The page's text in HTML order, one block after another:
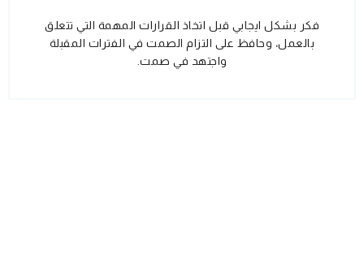
فكر بشكل ايجابي قبل اتخاذ القرارات المهمة التي تتعلق
بالعمل، وحافظ على التزام الصمت في الفترات المقبلة
واجتهد في صمت.